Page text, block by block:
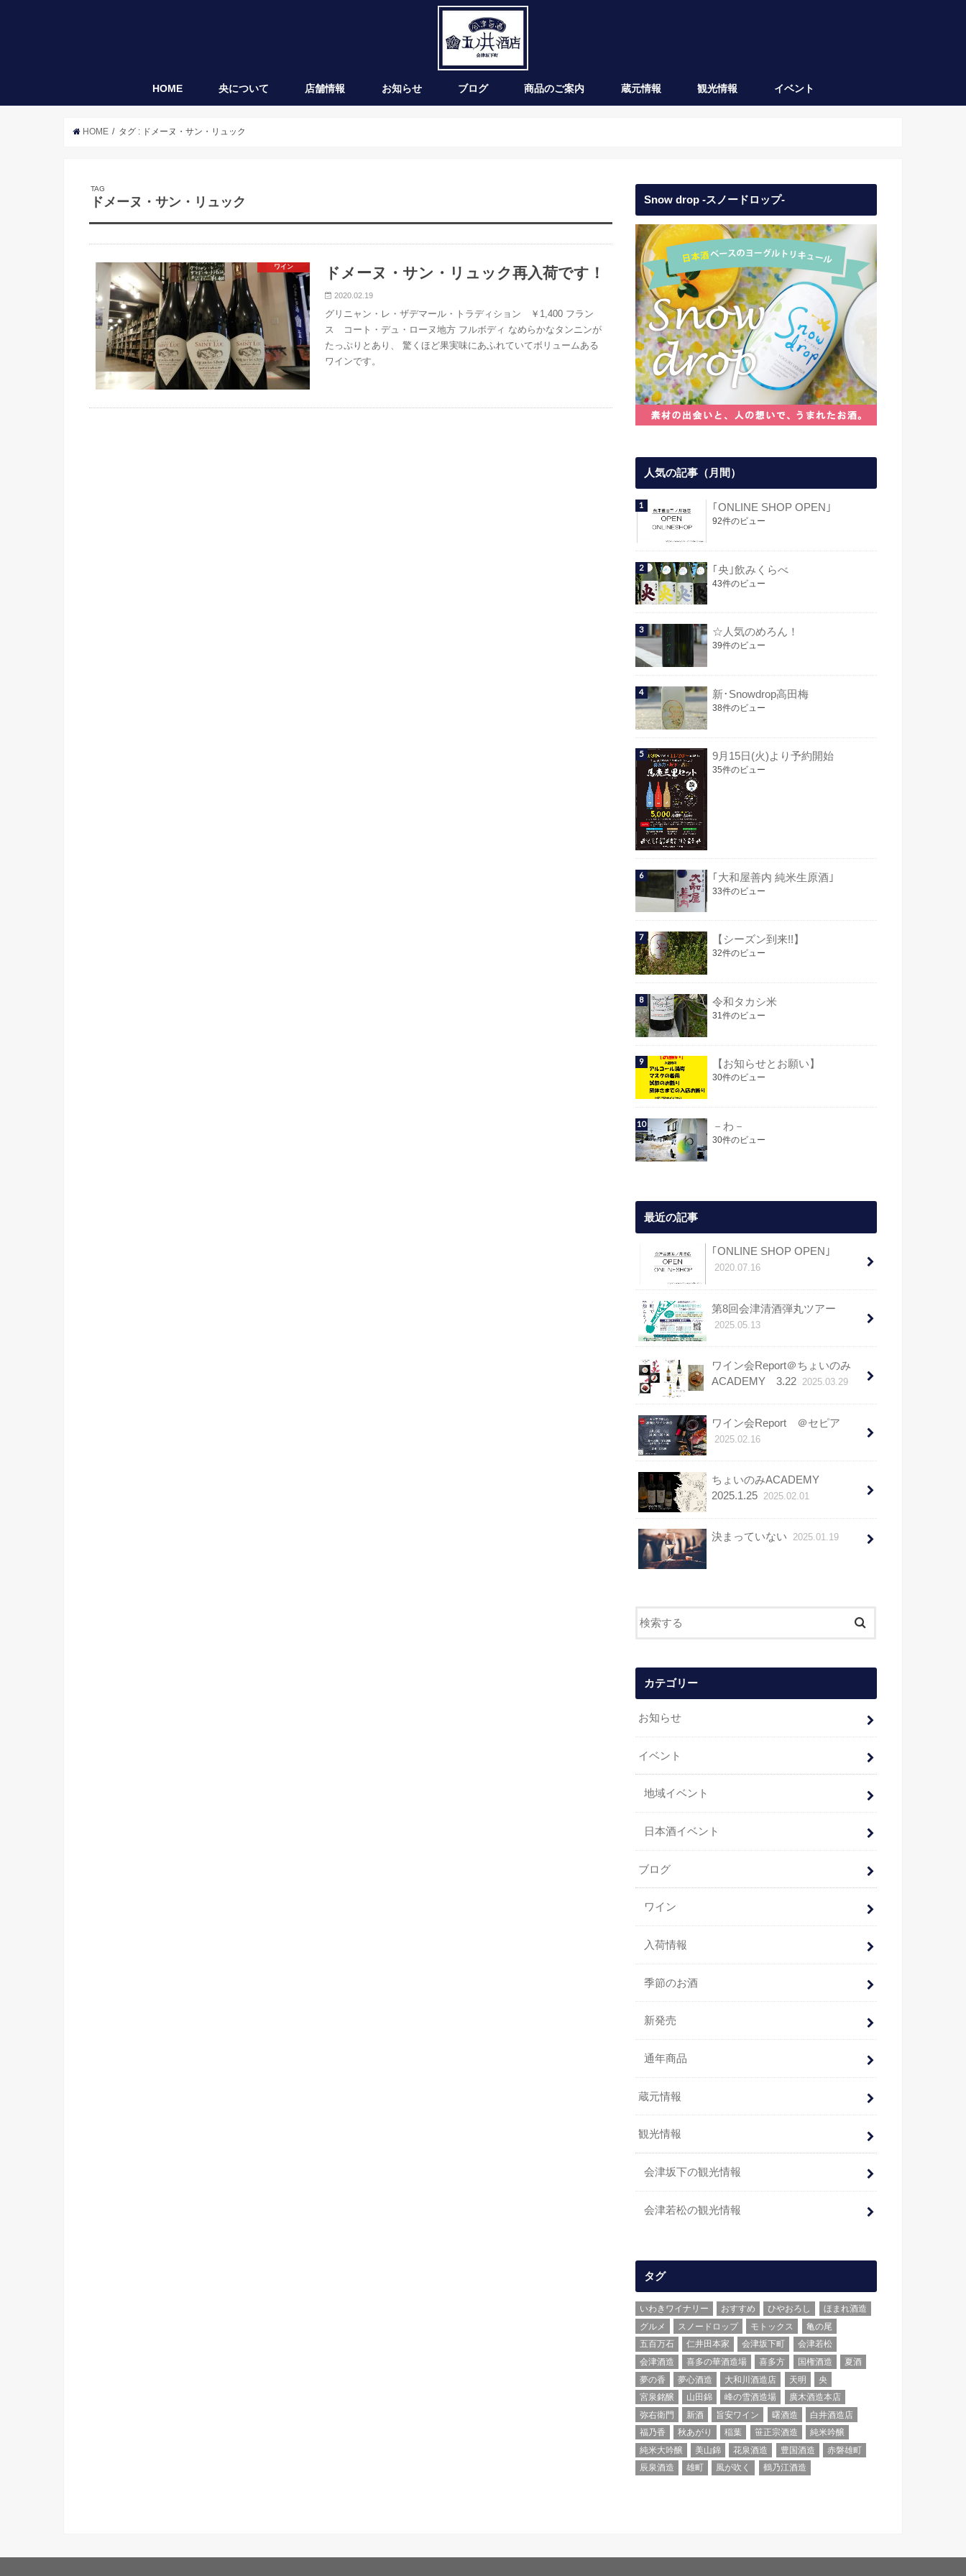
HOME 央について 店舗情報 お知らせ ブログ 商品のご案内 蔵元情報 観光情報 イベント
HOME タグ : ドメーヌ・サン・リュック
TAG
ドメーヌ・サン・リュック
ワイン ドメーヌ・サン・リュック再入荷です！
2020.02.19
グリニャン・レ・ザデマール・トラディション ￥1,400 フラン
ス コート・デュ・ローヌ地方 フルボディ なめらかなタンニンが
たっぷりとあり、 驚くほど果実味にあふれていてボリュームある
ワインです。
Snow drop -スノードロップ-
人気の記事（月間）
｢ONLINE SHOP OPEN｣
92件のビュー
｢央｣飲みくらべ
43件のビュー
☆人気のめろん！
39件のビュー
新･Snowdrop高田梅
38件のビュー
9月15日(火)より予約開始
35件のビュー
｢大和屋善内 純米生原酒｣
33件のビュー
【シーズン到来!!】
32件のビュー
令和タカシ米
31件のビュー
【お知らせとお願い】
30件のビュー
－わ－
30件のビュー
最近の記事
｢ONLINE SHOP OPEN｣
2020.07.16
第8回会津清酒弾丸ツアー
2025.05.13
ワイン会Report＠ちょいのみ
ACADEMY 3.22 2025.03.29
ワイン会Report ＠セピア
2025.02.16
ちょいのみACADEMY
2025.1.25 2025.02.01
決まっていない 2025.01.19
カテゴリー
お知らせ
イベント
地域イベント
日本酒イベント
ブログ
ワイン
入荷情報
季節のお酒
新発売
通年商品
蔵元情報
観光情報
会津坂下の観光情報
会津若松の観光情報
タグ
いわきワイナリー おすすめ ひやおろし
ほまれ酒造
グルメ
スノードロップ モトックス
亀の尾
五百万石
仁井田本家 会津坂下町
会津若松
会津酒造
喜多の華酒造場 喜多方 国権酒造
夏酒
夢の香
夢心酒造 大和川酒造店 天明
央
宮泉銘醸
山田錦 峰の雪酒造場
廣木酒造本店
弥右衛門
新酒 旨安ワイン 曙酒造
白井酒造店
福乃香
秋あがり 稲葉 笹正宗酒造
純米吟醸
純米大吟醸
美山錦 花泉酒造 豊国酒造
赤磐雄町
辰泉酒造
雄町 風が吹く 鶴乃江酒造